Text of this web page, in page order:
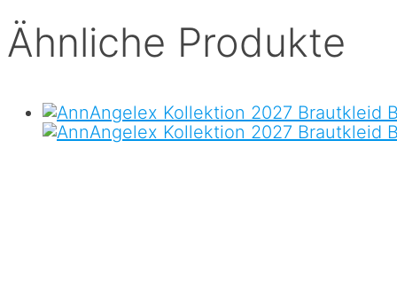
Ähnliche Produkte